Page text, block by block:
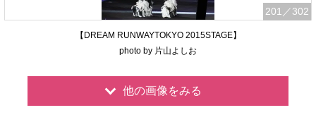
201 ／302
【DREAM RUNWAYTOKYO 2015STAGE】
photo by 片山よしお
他の画像をみる